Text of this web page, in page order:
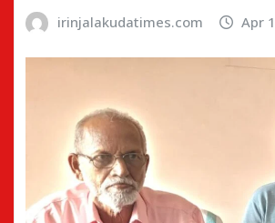
irinjalakudatimes.com Apr